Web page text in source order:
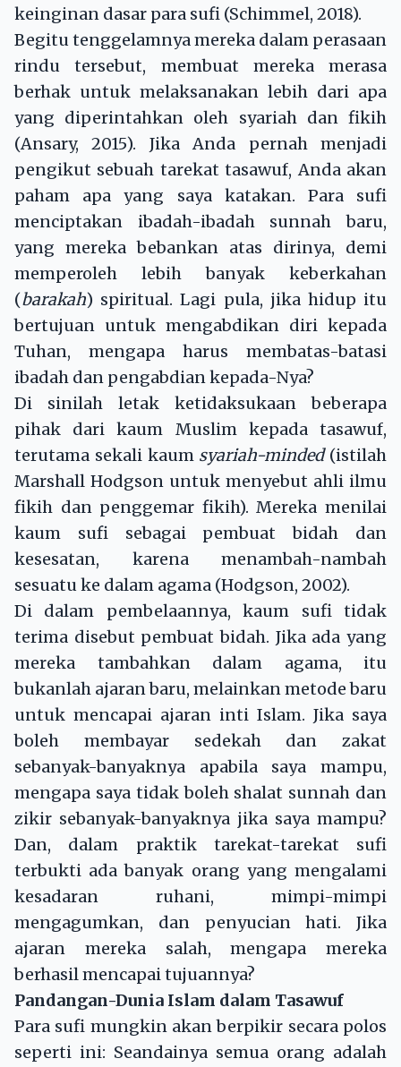
keinginan dasar para sufi (Schimmel, 2018).
Begitu tenggelamnya mereka dalam perasaan
rindu tersebut, membuat mereka merasa
berhak untuk melaksanakan lebih dari apa
yang diperintahkan oleh syariah dan fikih
(Ansary, 2015). Jika Anda pernah menjadi
pengikut sebuah tarekat tasawuf, Anda akan
paham apa yang saya katakan. Para sufi
menciptakan ibadah-ibadah sunnah baru,
yang mereka bebankan atas dirinya, demi
memperoleh lebih banyak keberkahan
(barakah) spiritual. Lagi pula, jika hidup itu
bertujuan untuk mengabdikan diri kepada
Tuhan, mengapa harus membatas-batasi
ibadah dan pengabdian kepada-Nya?
Di sinilah letak ketidaksukaan beberapa
pihak dari kaum Muslim kepada tasawuf,
terutama sekali kaum syariah-minded(istilah
Marshall Hodgson untuk menyebut ahli ilmu
fikih dan penggemar fikih). Mereka menilai
kaum sufi sebagai pembuat bidah dan
kesesatan, karena menambah-nambah
sesuatu ke dalam agama (Hodgson, 2002).
Di dalam pembelaannya, kaum sufi tidak
terima disebut pembuat bidah. Jika ada yang
mereka tambahkan dalam agama, itu
bukanlah ajaran baru, melainkan metode baru
untuk mencapai ajaran inti Islam. Jika saya
boleh membayar sedekah dan zakat
sebanyak-banyaknya apabila saya mampu,
mengapa saya tidak boleh shalat sunnah dan
zikir sebanyak-banyaknya jika saya mampu?
Dan, dalam praktik tarekat-tarekat sufi
terbukti ada banyak orang yang mengalami
kesadaran ruhani, mimpi-mimpi
mengagumkan, dan penyucian hati. Jika
ajaran mereka salah, mengapa mereka
berhasil mencapai tujuannya?
Pandangan-Dunia Islam dalam Tasawuf
Para sufi mungkin akan berpikir secara polos
seperti ini: Seandainya semua orang adalah